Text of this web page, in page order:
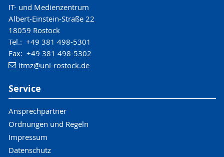
IT- und Medienzentrum
Albert-Einstein-Straße 22
18059 Rostock
Tel.: +49 381 498-5301
Fax: +49 381 498-5302
itmz@uni-rostock.de
Service
Ansprechpartner
Ordnungen und Regeln
Impressum
Datenschutz